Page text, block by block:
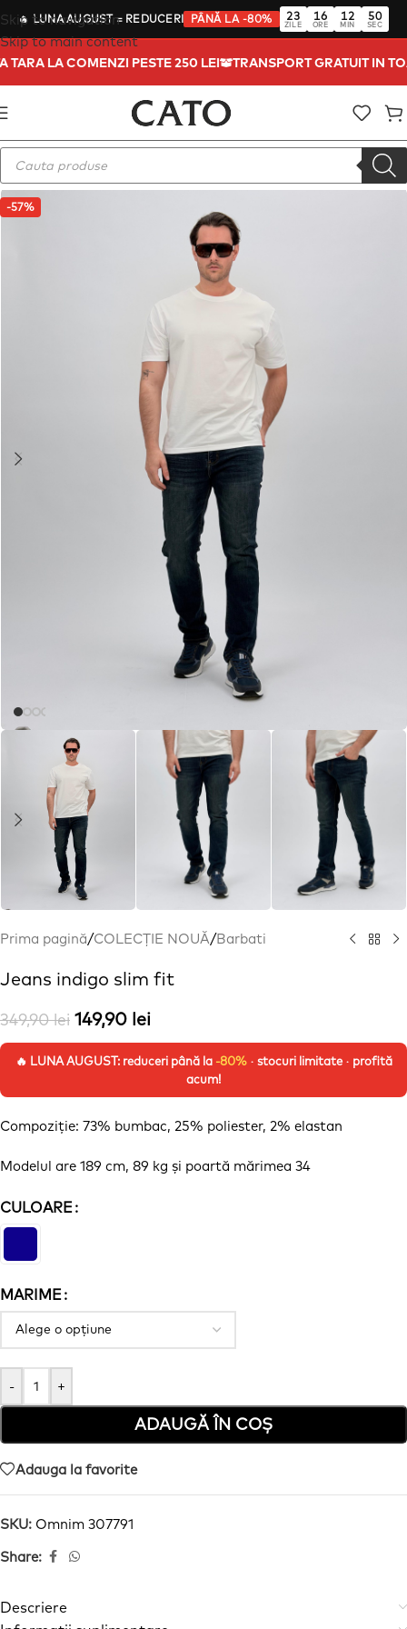
🔥 LUNA AUGUST= REDUCERI PÂNĂ LA -80% 23
ZILE
16
ORE
12
MIN
50
SEC
Skip to navigation
Skip to main content
TARA LA COMENZI PESTE 250 LEI TRANSPORT GRATUIT IN
-57%
Prima pagină/COLECȚIE NOUĂ/Barbati
Jeans indigo slim fit
349,90lei 149,90 lei
🔥 LUNA AUGUST: reduceri până la -80%· stocuri limitate · profită
acum!
Compoziție: 73% bumbac, 25% poliester, 2% elastan
Modelul are 189 cm, 89 kg și poartă mărimea 34
CULOARE
MARIME
- +
ADAUGĂ ÎN COȘ
Adauga la favorite
SKU: Omnim 307791
Share:
Descriere